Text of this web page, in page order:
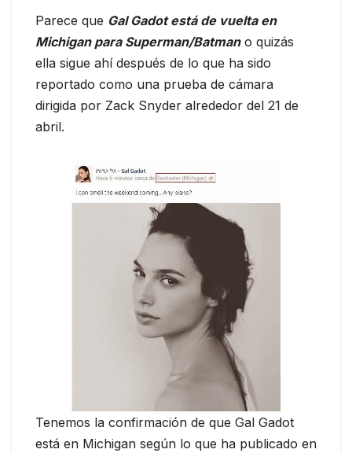
Parece que Gal Gadot está de vuelta en
Michigan para Superman/Batmano quizás
ella sigue ahí después de lo que ha sido
reportado como una prueba de cámara
dirigida por Zack Snyder alrededor del 21 de
abril.
Tenemos la confirmación de que Gal Gadot
está en Michigan según lo que ha publicado en